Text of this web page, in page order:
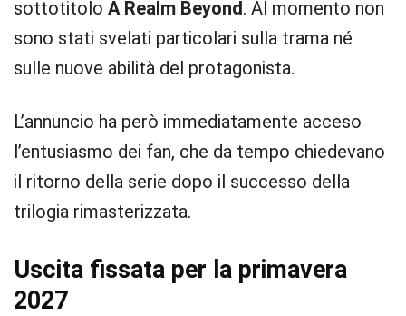
sottotitolo A Realm Beyond. Al momento non
sono stati svelati particolari sulla trama né
sulle nuove abilità del protagonista.
L’annuncio ha però immediatamente acceso
l’entusiasmo dei fan, che da tempo chiedevano
il ritorno della serie dopo il successo della
trilogia rimasterizzata.
Uscita fissata per la primavera
2027